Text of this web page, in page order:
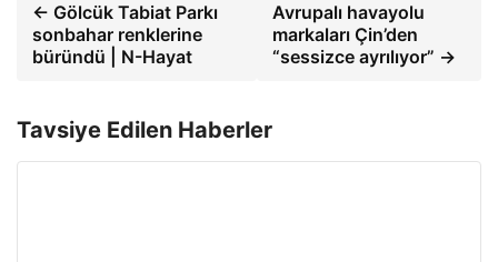
← Gölcük Tabiat Parkı
sonbahar renklerine
büründü | N-Hayat
Avrupalı ​​havayolu
markaları Çin’den
“sessizce ayrılıyor” →
Tavsiye Edilen Haberler